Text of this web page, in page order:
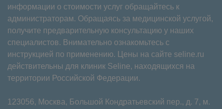
информации о стоимости услуг обращайтесь к
администраторам. Обращаясь за медицинской услугой,
получите предварительную консультацию у наших
специалистов. Внимательно ознакомьтесь с
инструкцией по применению. Цены на сайте seline.ru
действительны для клиник Seline, находящихся на
территории Российской Федерации.
123056, Москва, Большой Кондратьевский пер., д. 7, м.